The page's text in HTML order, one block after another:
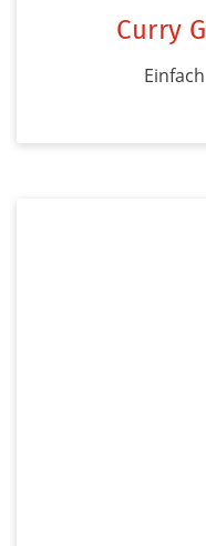
Curry